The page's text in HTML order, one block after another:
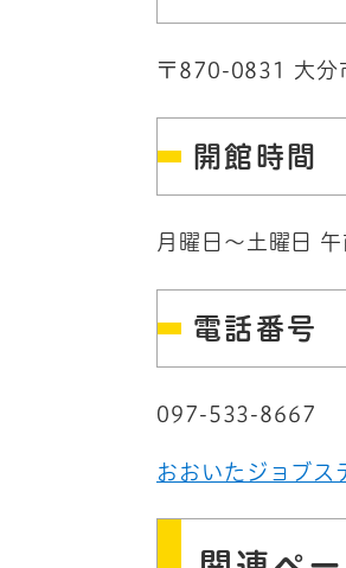
〒870-0831 大分
開館時間
月曜日～土曜日
電話番号
097-533-8667
おおいたジョブス